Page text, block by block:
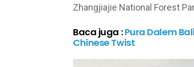
Zhangjiajie National Forest
Baca juga :Pura Dalem
Chinese Twist